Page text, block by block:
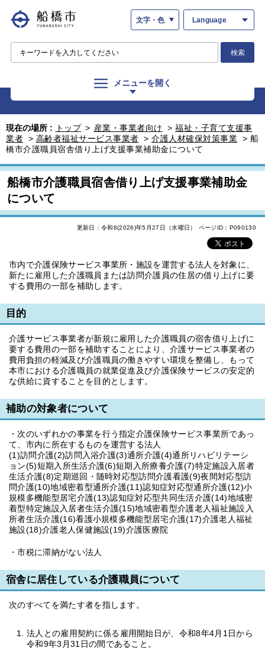
文字・色 Language
検索
メニューを開く
現在の場所 : トップ > 産業・事業者向け > 福祉・子育て支援事
業者 > 高齢者福祉サービス事業者 > 介護人材確保対策事業 > 船
橋市介護職員宿舎借り上げ支援事業補助金について
船橋市介護職員宿舎借り上げ支援事業補助金
について
更新日：令和8(2026)年5月27日（水曜日） ページID：P090130
市内で介護保険サービス事業所・施設を運営する法人を対象に、
新たに雇用した介護職員または訪問介護員の住居の借り上げに要
する費用の一部を補助します。
目的
介護サービス事業者が新規に雇用した介護職員の宿舎借り上げに
要する費用の一部を補助することにより、介護サービス事業者の
費用負担の軽減及び介護職員の働きやすい環境を整備し、もって
本市における介護職員の就業促進及び介護保険サービスの安定的
な供給に資することを目的とします。
補助の対象者について
・次のいずれかの事業を行う指定介護保険サービス事業所であっ
て、市内に所在するものを運営する法人
(1)訪問介護(2)訪問入浴介護(3)通所介護(4)通所リハビリテーシ
ョン(5)短期入所生活介護(6)短期入所療養介護(7)特定施設入居者
生活介護(8)定期巡回・随時対応型訪問介護看護(9)夜間対応型訪
問介護(10)地域密着型通所介護(11)認知症対応型通所介護(12)小
規模多機能型居宅介護(13)認知症対応型共同生活介護(14)地域密
着型特定施設入居者生活介護(15)地域密着型介護老人福祉施設入
所者生活介護(16)看護小規模多機能型居宅介護(17)介護老人福祉
施設(18)介護老人保健施設(19)介護医療院
・市税に滞納がない法人
宿舎に居住している介護職員について
次のすべてを満たす者を指します。
法人との雇用契約に係る雇用開始日が、令和8年4月1日から
令和9年3月31日の間であること。